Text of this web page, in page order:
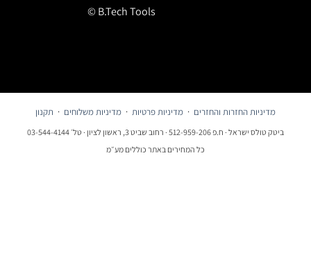
© B.Tech Tools
מדיניות החזרות והחזרים ·מדיניות פרטיות·מדיניות משלוחים·תקנון
ביטק טולס ישראל · ח.פ 512-959-206 · רחוב שביט 3, ראשון לציון · טל׳ 03-544-4144
כל המחירים באתר כוללים מע״מ